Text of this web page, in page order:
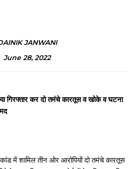
JANWANI
June 28, 2022
गिरफ्तार कर दो तमंचे कारतूस व खोके व घटना
में शामिल तीन ओर आरोपियों दो तमंचे कारतूस